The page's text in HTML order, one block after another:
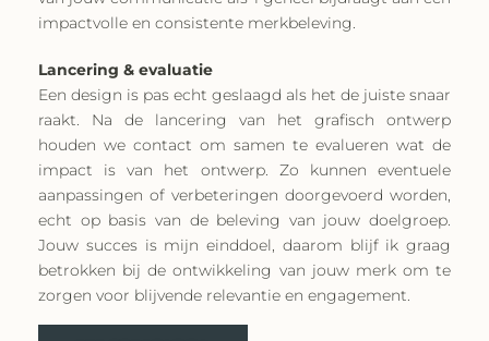
impactvolle en consistente merkbeleving.
Lancering & evaluatie
Een design is pas echt geslaagd als het de juiste snaar
raakt. Na de lancering van het grafisch ontwerp
houden we contact om samen te evalueren wat de
impact is van het ontwerp. Zo kunnen eventuele
aanpassingen of verbeteringen doorgevoerd worden,
echt op basis van de beleving van jouw doelgroep.
Jouw succes is mijn einddoel, daarom blijf ik graag
betrokken bij de ontwikkeling van jouw merk om te
zorgen voor blijvende relevantie en engagement.